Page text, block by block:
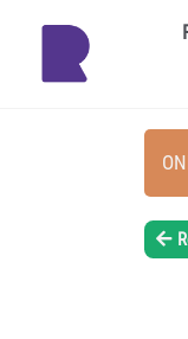
Aller au contenu